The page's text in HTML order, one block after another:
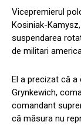
Vicepremierul
Kosiniak-
suspendarea
de militari
El a precizat că
Grynkewich,
comandant
că măsura nu